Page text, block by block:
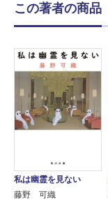
この著者の商品
私は幽霊を見ない
藤野 可織